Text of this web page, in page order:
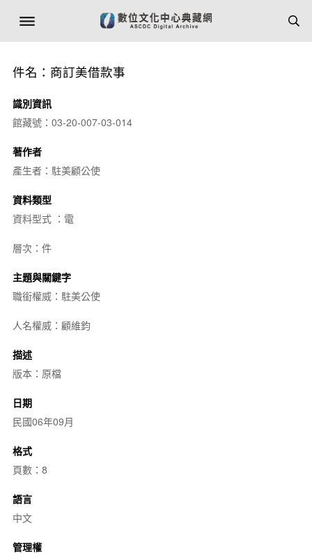
件名：商訂美借款事
識別資訊
館藏號：03-20-007-03-014
著作者
產生者：駐美顧公使
資料類型
資料型式 ：電
層次：件
主題與關鍵字
職銜權威：駐美公使
人名權威：顧維鈞
描述
版本：原檔
日期
民國06年09月
格式
頁數：8
語言
中文
管理權